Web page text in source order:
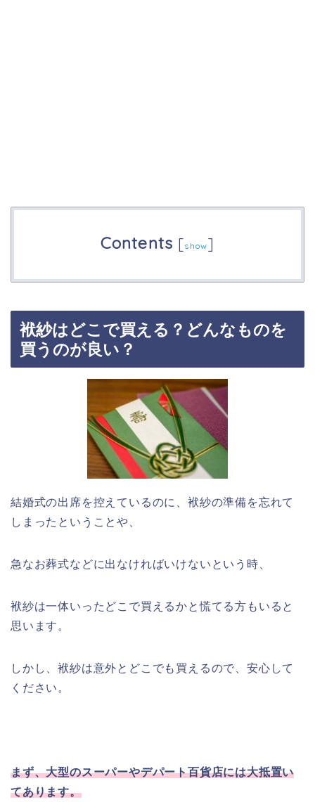
Contents [show]
袱紗はどこで買える？どんなものを
買うのが良い？
結婚式の出席を控えているのに、袱紗の準備を忘れて
しまったということや、
急なお葬式などに出なければいけないという時、
袱紗は一体いったどこで買えるかと慌てる方もいると
思います。
しかし、袱紗は意外とどこでも買えるので、安心して
ください。
まず、大型のスーパーやデパート百貨店には大抵置い
てあります。